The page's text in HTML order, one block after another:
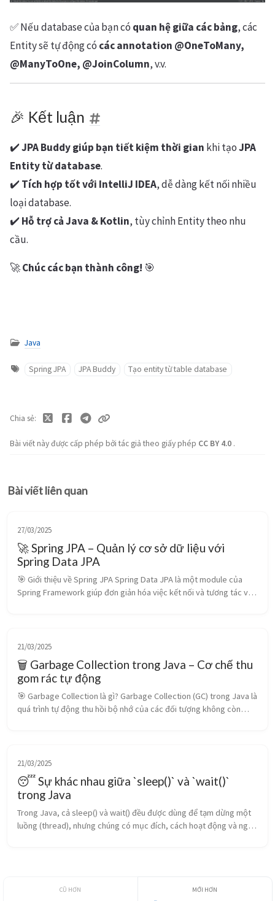
✅ Nếu database của bạn có quan hệ giữa các bảng, các
Entity sẽ tự động có các annotation @OneToMany,
@ManyToOne, @JoinColumn, v.v.
🎉 Kết luận
✔️JPA Buddy giúp bạn tiết kiệm thời gian khi tạoJPA
Entity từ database.
✔️Tích hợp tốt với IntelliJ IDEA, dễ dàng kết nối nhiều
loại database.
✔️Hỗ trợ cả Java & Kotlin, tùy chỉnh Entity theo nhu
cầu.
🚀Chúc các bạn thành công! 🎯
Java
Spring JPA JPA Buddy Tạo entity từ table database
Bài viết này được cấp phép bởi tác giả theo giấy phép CC BY 4.0 .
Chia sẻ
Bài viết liên quan
27/03/2025
🚀 Spring JPA – Quản lý cơ sở dữ liệu với
Spring Data JPA
🎯 Giới thiệu về Spring JPA Spring Data JPA là một module của
Spring Framework giúp đơn giản hóa việc kết nối và tương tác với
21/03/2025
🗑️ Garbage Collection trong Java – Cơ chế thu
gom rác tự động
🎯 Garbage Collection là gì? Garbage Collection (GC) trong Java là
quá trình tự động thu hồi bộ nhớ của các đối tượng không còn
21/03/2025
😴 Sự khác nhau giữa `sleep()` và `wait()`
trong Java
Trong Java, cả sleep() và wait() đều được dùng để tạm dừng một
luồng (thread), nhưng chúng có mục đích, cách hoạt động và ngữ